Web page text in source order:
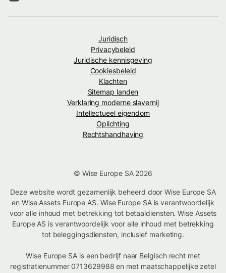
Juridisch
Privacybeleid
Juridische kennisgeving
Cookiesbeleid
Klachten
Sitemap landen
Verklaring moderne slavernij
Intellectueel eigendom
Oplichting
Rechtshandhaving
© Wise Europe SA 2026
Deze website wordt gezamenlijk beheerd door Wise Europe SA
en Wise Assets Europe AS. Wise Europe SA is verantwoordelijk
voor alle inhoud met betrekking tot betaaldiensten. Wise Assets
Europe AS is verantwoordelijk voor alle inhoud met betrekking
tot beleggingsdiensten, inclusief marketing.
Wise Europe SA is een bedrijf naar Belgisch recht met
registratienummer 0713629988 en met maatschappelijke zetel